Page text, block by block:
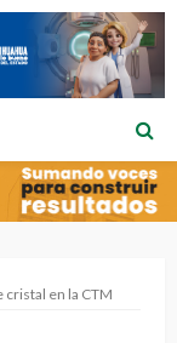
cristal en la CTM